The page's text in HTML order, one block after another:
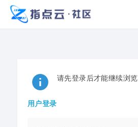
请先登录后才能继续浏览
用户登录